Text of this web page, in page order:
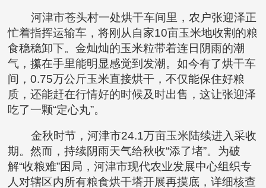
河津市苍头村一处烘干车间里，农户张迎泽正
忙着指挥运输车，将刚从自家10亩玉米地收割的粮
食稳稳卸下。金灿灿的玉米粒带着连日阴雨的潮
气，攥在手里能明显感觉到发潮。如今有了烘干车
间，0.75万公斤玉米直接烘干，不仅能保住好粮
质，还能赶在行情好的时候及时出售，这让张迎泽
吃了一颗“定心丸”。
金秋时节，河津市24.1万亩玉米陆续进入采收
期。然而，持续阴雨天气给秋收“添了堵”。为破
解“收粮难”困局，河津市现代农业发展中心组织专
人对辖区内所有粮食烘干塔开展再摸底，详细核查